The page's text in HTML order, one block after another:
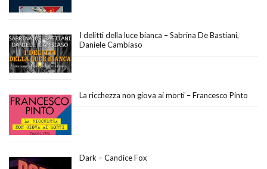
I delitti della luce bianca – Sabrina De Bastiani,
Daniele Cambiaso
La ricchezza non giova ai morti – Francesco Pinto
Dark – Candice Fox